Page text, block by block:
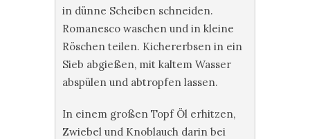
in dünne Scheiben schneiden.
Romanesco waschen und in kleine
Röschen teilen. Kichererbsen in ein
Sieb abgießen, mit kaltem Wasser
abspülen und abtropfen lassen.
In einem großen Topf Öl erhitzen,
Zwiebel und Knoblauch darin bei